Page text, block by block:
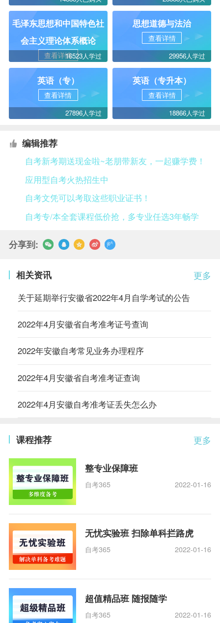
毛泽东思想和中国特色社
会主义理论体系概论
查看详情16523人学过
思想道德与法治
查看详情
29956人学过
英语（专）
查看详情
27896人学过
英语（专升本）
查看详情
18866人学过
编辑推荐
自考新考期送现金啦~老朋带新友，一起赚学费！
应用型自考火热招生中
自考文凭可以考取这些职业证书！
自考专/本全套课程低价抢，多专业任选3年畅学
分享到:
更多
相关资讯
关于延期举行安徽省2022年4月自学考试的公告
2022年4月安徽省自考准考证号查询
2022年安徽自考常见业务办理程序
2022年4月安徽省自考准考证查询
2022年4月安徽自考准考证丢失怎么办
更多
课程推荐
整专业保障班
自考365 2022-01-16
无忧实验班 扫除单科拦路虎
自考365 2022-01-16
超值精品班 随报随学
自考365 2022-01-16